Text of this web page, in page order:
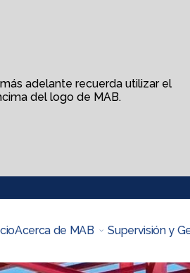
adelante recuerda utilizar el
del logo de MAB.
Acerca de MAB Supervisión y